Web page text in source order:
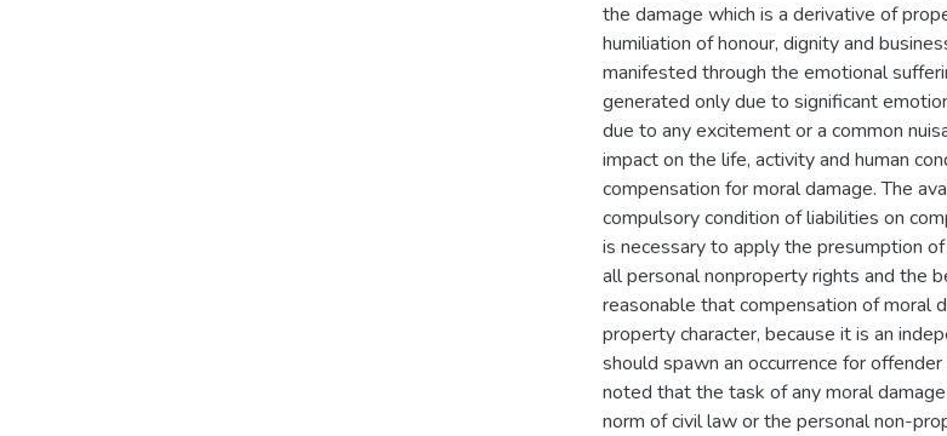
the damage which is a derivative of
humiliation of honour, dignity and
manifested through the emotional
generated only due to significant
due to any excitement or a common
impact on the life, activity and human
compensation for moral damage. The
compulsory condition of liabilities on
is necessary to apply the presumption
all personal nonproperty rights and the
reasonable that compensation of moral
property character, because it is an
should spawn an occurrence for
noted that the task of any moral
norm of civil law or the personal non-